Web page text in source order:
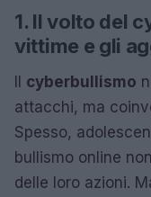
1. Il volto del
vittime e gli
Il cyberbullismo
attacchi, ma
Spesso,
bullismo online
delle loro azioni.